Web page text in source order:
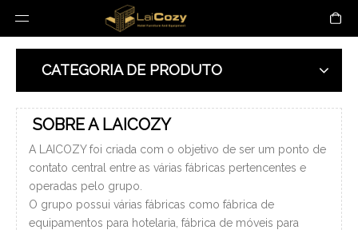
CATEGORIA DE PRODUTO
SOBRE A LAICOZY
A LAICOZY foi criada com o objetivo de ser um ponto de
contato central entre as várias fábricas pertencentes e
operadas pelo grupo.
O grupo possui várias fábricas como fábrica de
equipamentos para hotelaria, fábrica de móveis para